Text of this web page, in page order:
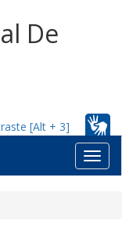
De
[Alt + 3]